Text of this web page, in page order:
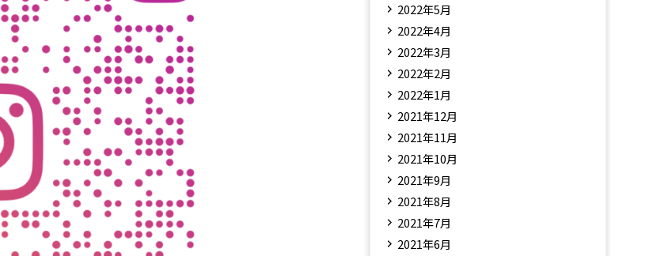
2022年5月
2022年4月
2022年3月
2022年2月
2022年1月
2021年12月
2021年11月
2021年10月
2021年9月
2021年8月
2021年7月
2021年6月